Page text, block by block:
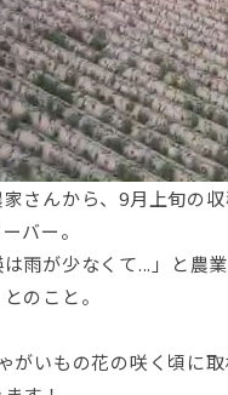
さんから、9月上旬の
バー。
は雨が少なくて...」と
のこと。
がいもの花の咲く頃に